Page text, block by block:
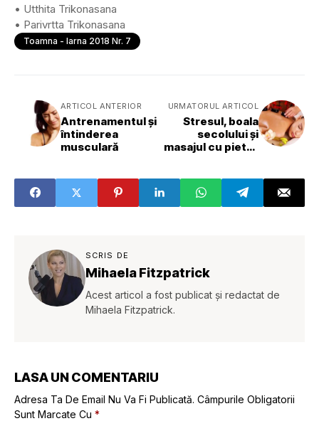
• Utthita Trikonasana
• Parivrtta Trikonasana
Toamna - Iarna 2018 Nr. 7
ARTICOL ANTERIOR
Antrenamentul și
întinderea
musculară
URMATORUL ARTICOL
Stresul, boala
secolului și
masajul cu pietre
SCRIS DE
Mihaela Fitzpatrick
Acest articol a fost publicat și redactat de
Mihaela Fitzpatrick.
LASA UN COMENTARIU
Adresa Ta De Email Nu Va Fi Publicată. Câmpurile Obligatorii
Sunt Marcate Cu *